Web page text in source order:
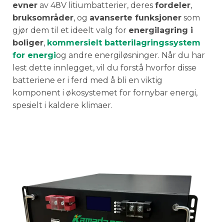
evner av 48V litiumbatterier, deres fordeler,
bruksområder, og avanserte funksjoner som
gjør dem til et ideelt valg for energilagring i
boliger, kommersielt batterilagringssystem
for energiog andre energiløsninger. Når du har
lest dette innlegget, vil du forstå hvorfor disse
batteriene er i ferd med å bli en viktig
komponent i økosystemet for fornybar energi,
spesielt i kaldere klimaer.